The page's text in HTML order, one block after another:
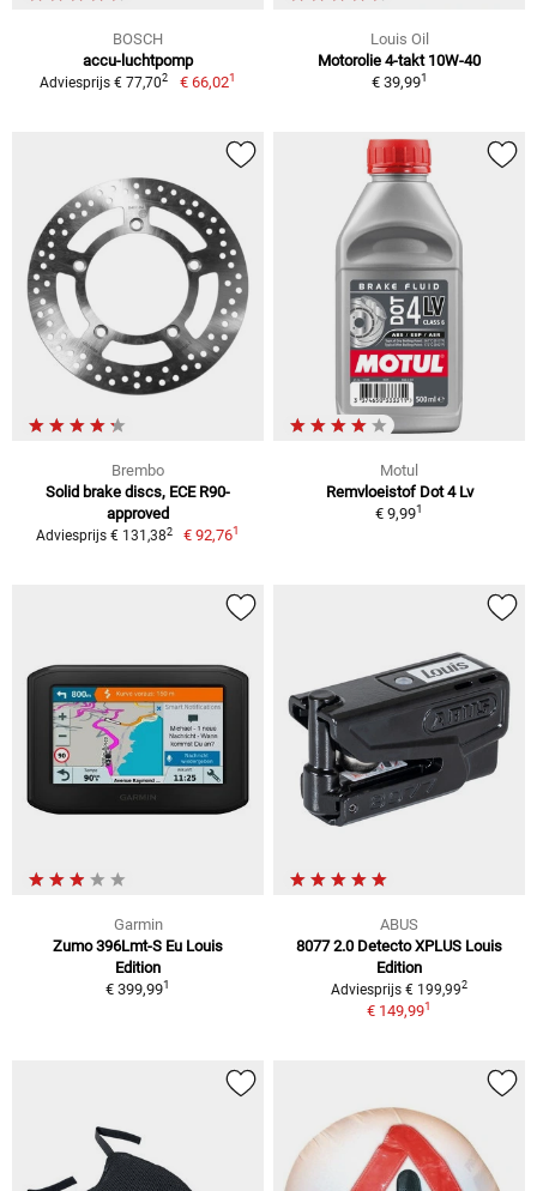
BOSCH
accu-luchtpomp
Adviesprijs € 77,702 € 66,021
Louis Oil
Motorolie 4-takt 10W-40
€ 39,991
Brembo
Solid brake discs, ECE R90-
approved
Adviesprijs € 131,382 € 92,761
Motul
Remvloeistof Dot 4 Lv
€ 9,991
Garmin
Zumo 396Lmt-S Eu Louis
Edition
€ 399,991
ABUS
8077 2.0 Detecto XPLUS Louis
Edition
Adviesprijs € 199,992
€ 149,991